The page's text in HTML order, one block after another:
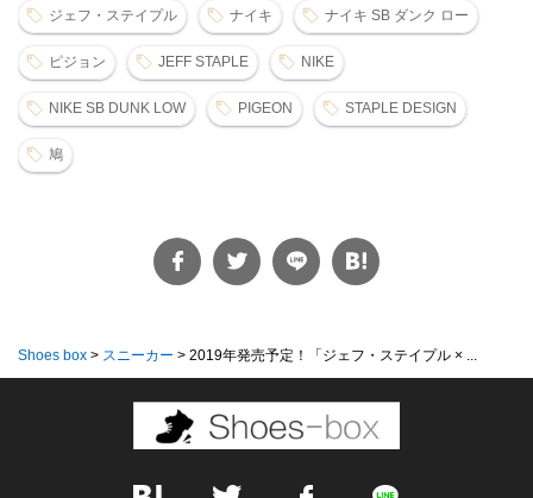
ジェフ・ステイプル ナイキ ナイキ SB ダンク ロー
ピジョン JEFF STAPLE NIKE
NIKE SB DUNK LOW PIGEON STAPLE DESIGN
鳩
Shoes box > スニーカー > 2019年発売予定！「ジェフ・ステイプル × ...